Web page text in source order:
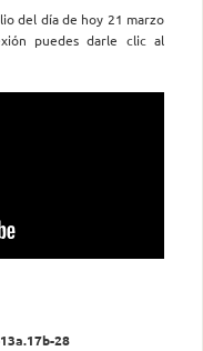
del día de hoy 21 marzo
puedes darle clic al
28